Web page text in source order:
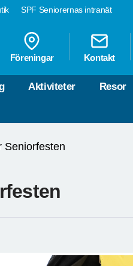
SPF Seniorernas intranät
Föreningar Kontakt
Aktiviteter Resor
Seniorfesten